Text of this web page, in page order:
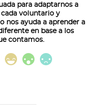
para adaptarnos a
cada voluntario y
nos ayuda a aprender a
en base a los
contamos.